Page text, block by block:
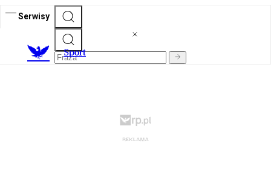
Serwisy
Sport